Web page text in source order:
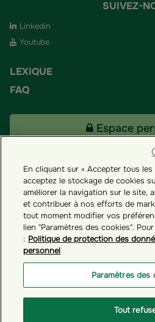
SUIVEZ-
Linkedin
Youtube
LEXIQUE
FAQ
Espace
Tous nos
Groupama ES
Paramètres des
En cliquant sur « Accepter tous les
acceptez le stockage de cookies
améliorer la navigation sur le site,
et contribuer à nos efforts de
tout moment modifier vos
lien "Paramètres des cookies".
: Politique de protection des
personnel
Paramètres des
Tout